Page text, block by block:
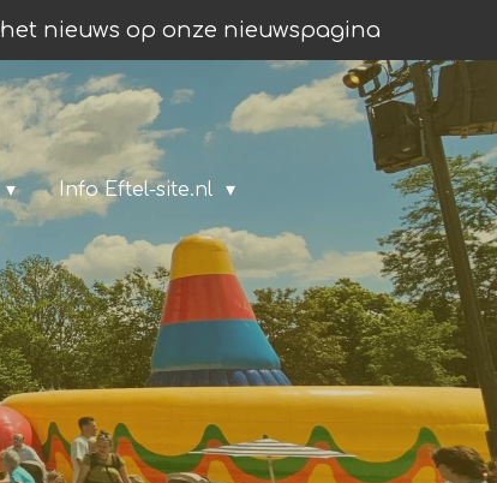
het nieuws op onze nieuwspagina
Info Eftel-site.nl